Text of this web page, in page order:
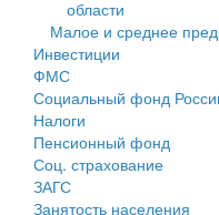
Фотоальбом
Проекты
Антимонопольный
Противодействие
среднего
Муниципальные
Контрольно-счетная
Персональные данные
области
Малое и среднее
Инвестиции
ФМС
Социальный фонд
Налоги
Пенсионный фонд
Соц. страхование
ЗАГС
Занятость населения